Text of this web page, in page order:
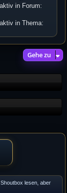
in Forum:
in Thema:
Gehe zu
lesen, aber